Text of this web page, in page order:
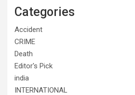
Categories
Accident
CRIME
Death
Editor's Pick
india
INTERNATIONAL